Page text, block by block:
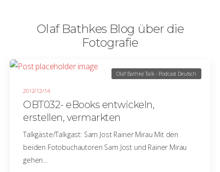
Olaf Bathkes Blog über die
Fotografie
2012/12/14
Olaf Bathke Talk - Podcast Deutsch
OBT032- eBooks entwickeln,
erstellen, vermarkten
Talkgäste/Talkgast: Sam Jost Rainer Mirau Mit den
beiden Fotobuchautoren Sam Jost und Rainer Mirau
gehen…